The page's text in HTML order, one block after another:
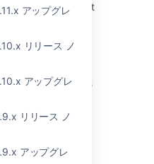
アップグレ
リリース ノ
アップグレ
リリース ノ
アップグレ
due to Could not
file extraction
by the Marketplace